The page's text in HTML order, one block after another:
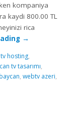
kompaniya
kaydi 800.00 TL
rica
→
hosting,
tv tasarımı,
,webtv azeri,